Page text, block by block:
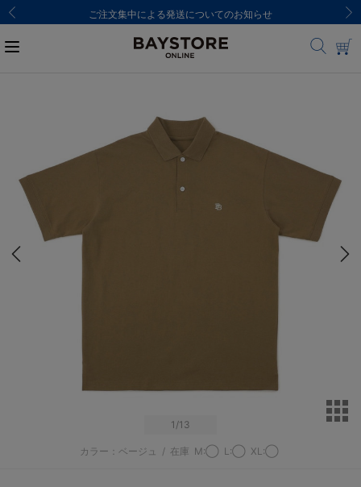
ご注文集中による発送についてのお知らせ
1 /13
カラー：ベージュ / 在庫 M:◯ L:◯ XL:◯